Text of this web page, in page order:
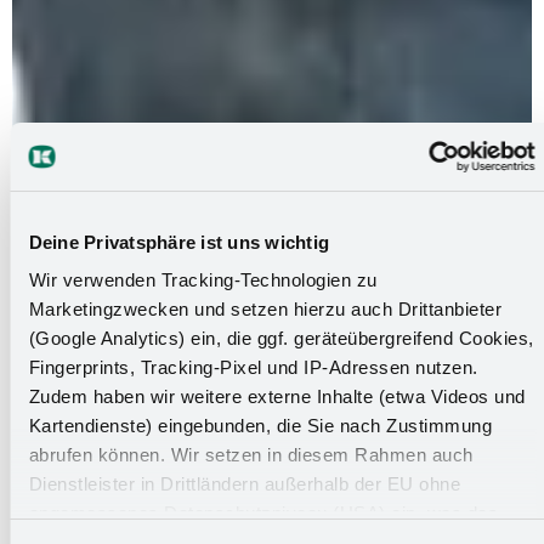
Deine Privatsphäre ist uns wichtig
Wir verwenden Tracking-Technologien zu
Marketingzwecken und setzen hierzu auch Drittanbieter
(Google Analytics) ein, die ggf. geräteübergreifend Cookies,
Fingerprints, Tracking-Pixel und IP-Adressen nutzen.
Zudem haben wir weitere externe Inhalte (etwa Videos und
Kartendienste) eingebunden, die Sie nach Zustimmung
abrufen können. Wir setzen in diesem Rahmen auch
Dienstleister in Drittländern außerhalb der EU ohne
Berufskraftfahrer / LKW-Fahrer –
Fernverkehr (m/w/d)
Design, Qualität und überraschend andere Lösungen –
dafür steht Kesseböhmer. Ein international agierendes
Unternehmen der metallverarbeitenden Industrie, das zu
den erfolgreichsten Möbelzulieferern zählt und in den
Geschäftsfeldern Möbelbeschlagsysteme,